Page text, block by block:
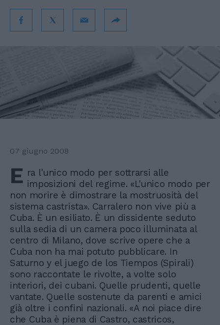
07 giugno 2008
E ra l'unico modo per sottrarsi alle
imposizioni del regime. «L'unico modo per
non morire è dimostrare la mostruosità del
sistema castrista». Carralero non vive più a
Cuba. È un esiliato. È un dissidente seduto
sulla sedia di un camera poco illuminata al
centro di Milano, dove scrive opere che a
Cuba non ha mai potuto pubblicare. In
Saturno y el juego de los Tiempos (Spirali)
sono raccontate le rivolte, a volte solo
interiori, dei cubani. Quelle prudenti, quelle
vantate. Quelle sostenute da parenti e amici
già oltre i confini nazionali. «A noi piace dire
che Cuba è piena di Castro, castricos,